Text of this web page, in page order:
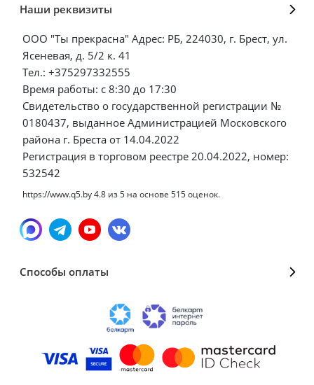
Наши реквизиты
ООО "Ты прекрасна" Адрес: РБ, 224030, г. Брест, ул.
Ясеневая, д. 5/2 к. 41
Тел.: +375297332555
Время работы: с 8:30 до 17:30
Свидетельство о государственной регистрации №
0180437, выданное Администрацией Московского
района г. Бреста от 14.04.2022
Регистрация в торговом реестре 20.04.2022, номер:
532542
https://www.q5.by4.8 из5 на основе 515оценок.
Способы оплаты